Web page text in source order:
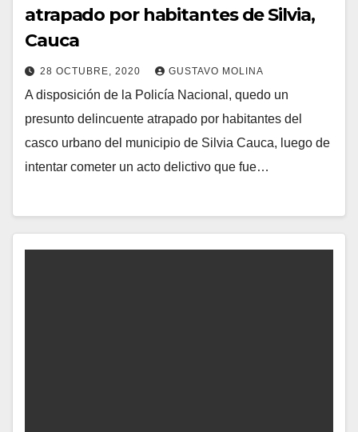
atrapado por habitantes de Silvia,
Cauca
28 OCTUBRE, 2020 GUSTAVO MOLINA
A disposición de la Policía Nacional, quedo un
presunto delincuente atrapado por habitantes del
casco urbano del municipio de Silvia Cauca, luego de
intentar cometer un acto delictivo que fue…